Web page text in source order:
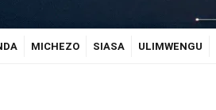
MICHEZO SIASA ULIMWENGU